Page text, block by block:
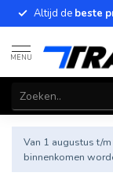
Altijd de beste
MENU
Van 1 augustus t/
binnenkomen